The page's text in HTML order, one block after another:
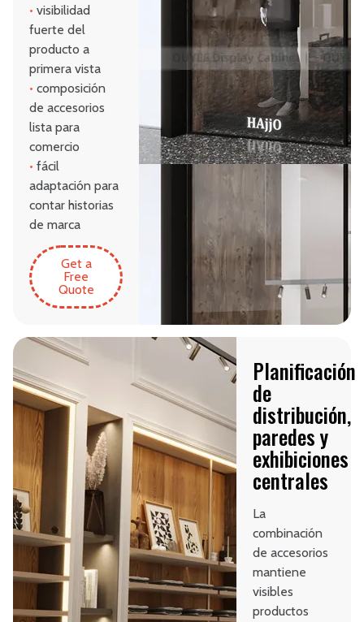
• visibilidad
fuerte del
producto a
primera vista
• composición
de accesorios
lista para
comercio
• fácil
adaptación para
contar historias
de marca
Get a
Free
Quote
Planificación
de
distribución,
paredes y
exhibiciones
centrales
La
combinación
de accesorios
mantiene
visibles
productos